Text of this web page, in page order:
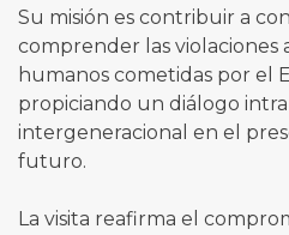
Su misión es contribuir a
comprender las violaciones
humanos cometidas por el
propiciando un diálogo
intergeneracional en el
futuro.
La visita reafirma el